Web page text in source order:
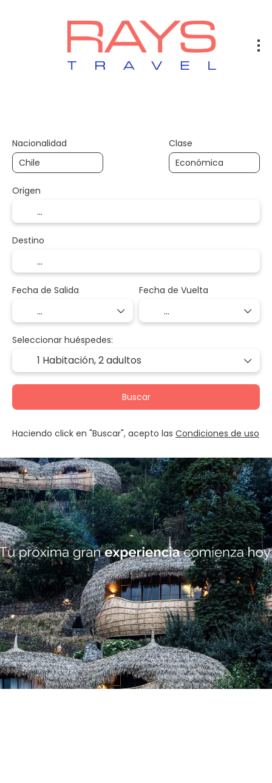
Nacionalidad Clase
Origen
Destino
Fecha de Salida Fecha de Vuelta
Seleccionar huéspedes:
1 Habitación,2 adultos
Buscar
Haciendo click en "Buscar", acepto las Condiciones de uso